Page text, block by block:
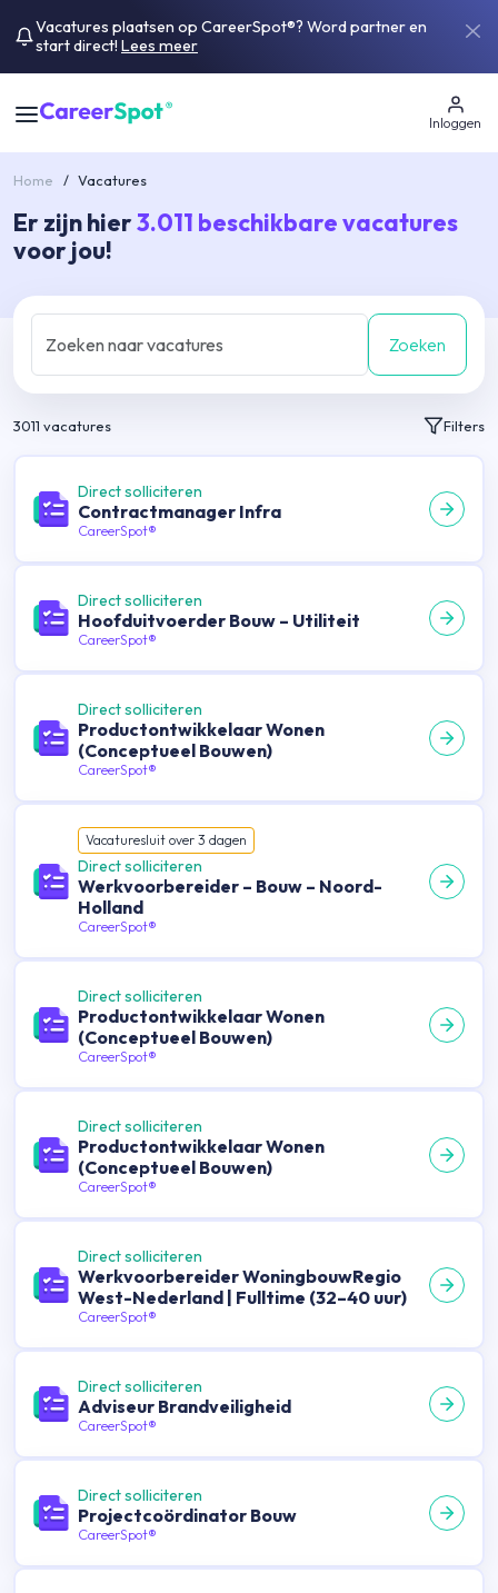
Vacatures plaatsen op CareerSpot®? Word partner en
start direct! Lees meer
Inloggen
Home / Vacatures
Er zijn hier3.011 beschikbare vacatures
voor jou!
Zoeken
3011 vacatures Filters
Direct solliciteren
Contractmanager Infra
CareerSpot®
Direct solliciteren
Hoofduitvoerder Bouw – Utiliteit
CareerSpot®
Direct solliciteren
Productontwikkelaar Wonen
(Conceptueel Bouwen)
CareerSpot®
Vacaturesluit over 3 dagen
Direct solliciteren
Werkvoorbereider – Bouw – Noord-
Holland
CareerSpot®
Direct solliciteren
Productontwikkelaar Wonen
(Conceptueel Bouwen)
CareerSpot®
Direct solliciteren
Productontwikkelaar Wonen
(Conceptueel Bouwen)
CareerSpot®
Direct solliciteren
Werkvoorbereider WoningbouwRegio
West-Nederland | Fulltime (32–40 uur)
CareerSpot®
Direct solliciteren
Adviseur Brandveiligheid
CareerSpot®
Direct solliciteren
Projectcoördinator Bouw
CareerSpot®